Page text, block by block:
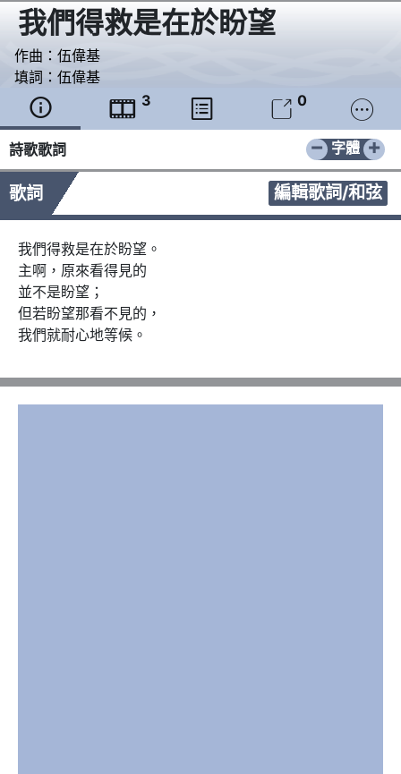
我們得救是在於盼望
作曲： 伍偉基
填詞： 伍偉基
  3   0 
詩歌歌詞 − +
字體
歌詞 編輯歌詞/和弦
我們得救是在於盼望。
主啊，原來看得見的
並不是盼望；
但若盼望那看不見的，
我們就耐心地等候。